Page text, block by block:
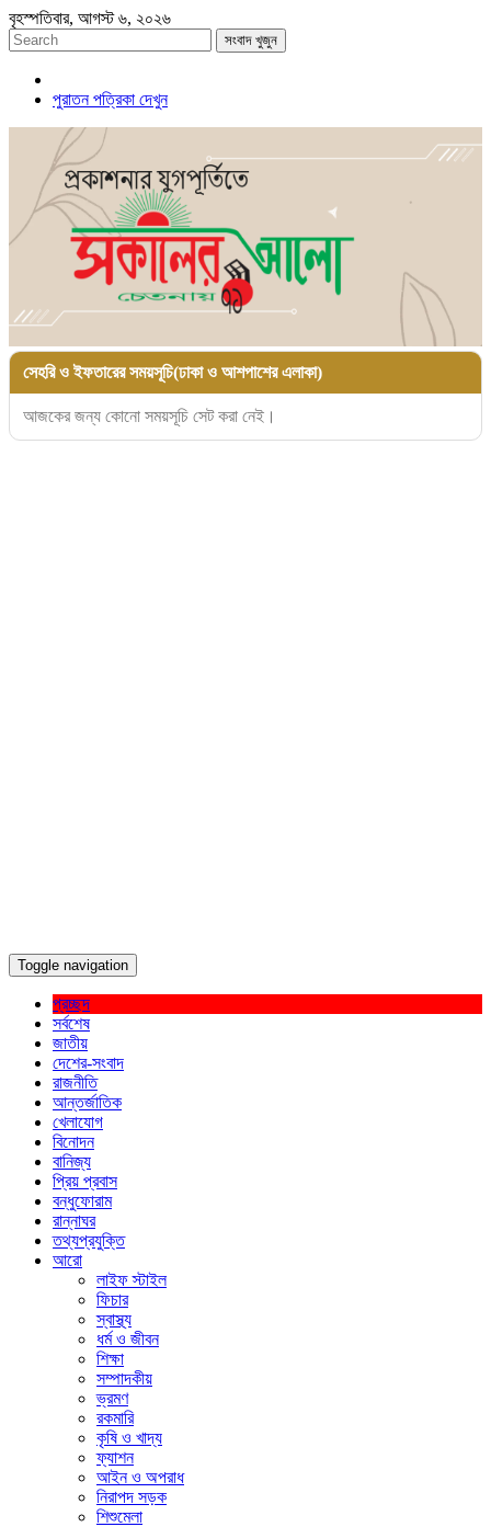
বৃহস্পতিবার, আগস্ট ৬, ২০২৬
সংবাদ খুজুন
পুরাতন পত্রিকা দেখুন
সেহরি ও ইফতারের সময়সূচি(ঢাকা ও আশপাশের এলাকা)
আজকের জন্য কোনো সময়সূচি সেট করা নেই।
Toggle navigation
প্রচ্ছদ
সর্বশেষ
জাতীয়
দেশের-সংবাদ
রাজনীতি
আন্তর্জাতিক
খেলাযোগ
বিনোদন
বানিজ্য
প্রিয় প্রবাস
বন্ধুফোরাম
রান্নাঘর
তথ্যপ্রযুক্তি
আরো
লাইফ স্টাইল
ফিচার
স্বাস্থ্য
ধর্ম ও জীবন
শিক্ষা
সম্পাদকীয়
ভ্রমণ
রকমারি
কৃষি ও খাদ্য
ফ্যাশন
আইন ও অপরাধ
নিরাপদ সড়ক
শিশুমেলা